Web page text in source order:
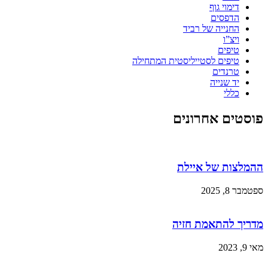
דימוי גוף
הדפסים
החנייה של רביד
ויצ”ו
טיפים
טיפים לסטייליסטית המתחילה
טרנדים
יד שנייה
כללי
פוסטים אחרונים
ההמלצות של איילת
ספטמבר 8, 2025
מדריך להתאמת חזיה
מאי 9, 2023